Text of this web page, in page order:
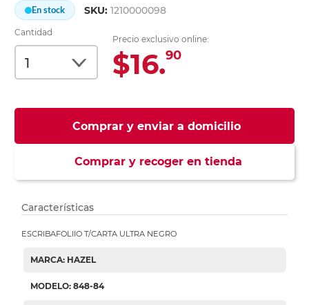
En stock SKU:1210000098
Cantidad
Precio exclusivo online:
$16.90
Comprar y enviar a domicilio
Comprar y recoger en tienda
Características
ESCRIBAFOLIIO T/CARTA ULTRA NEGRO
MARCA: HAZEL
MODELO: 848-84